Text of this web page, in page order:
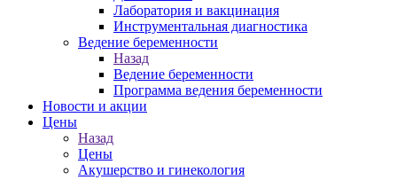
Лаборатория и вакцинация
Инструментальная диагностика
Ведение беременности
Назад
Ведение беременности
Программа ведения беременности
Новости и акции
Цены
Назад
Цены
Акушерство и гинекология